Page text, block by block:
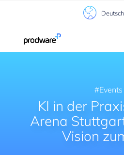
Events
KI in der
Arena
Vision